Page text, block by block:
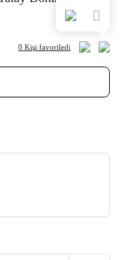
0 Kişi favoriledi